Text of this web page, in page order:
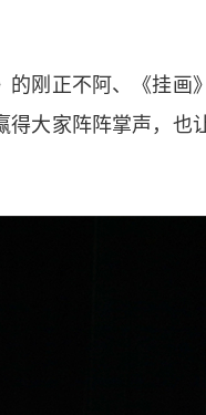
刚正不阿、《挂画
得大家阵阵掌声，也